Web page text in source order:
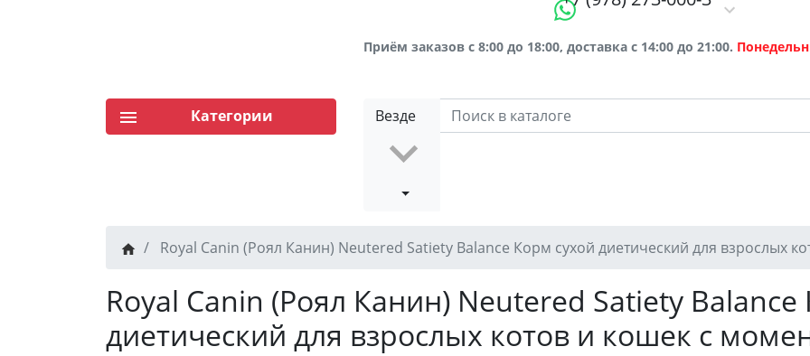
Приём заказов с 8:00 до 18:00, доставка с 14:00 до 21:00.
Везде
Категории
Royal Canin (Роял Канин) Neutered Satiety Balance Корм сухой диетический для взрослых
Royal Canin (Роял Канин) Neutered Satiety Balance
диетический для взрослых котов и кошек с